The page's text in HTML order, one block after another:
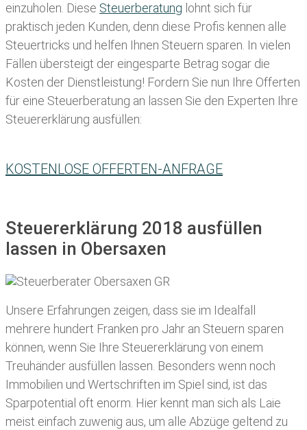
einzuholen. Diese Steuerberatung lohnt sich für
praktisch jeden Kunden, denn diese Profis kennen alle
Steuertricks und helfen Ihnen Steuern sparen. In vielen
Fällen übersteigt der eingesparte Betrag sogar die
Kosten der Dienstleistung! Fordern Sie nun Ihre Offerten
für eine Steuerberatung an lassen Sie den Experten Ihre
Steuererklärung ausfüllen:
KOSTENLOSE OFFERTEN-ANFRAGE
Steuererklärung 2018 ausfüllen
lassen in Obersaxen
Unsere Erfahrungen zeigen, dass sie im Idealfall
mehrere hundert Franken pro Jahr an Steuern sparen
können, wenn Sie Ihre Steuererklärung von einem
Treuhänder ausfüllen lassen . Besonders wenn noch
Immobilien und Wertschriften im Spiel sind, ist das
Sparpotential oft enorm. Hier kennt man sich als Laie
meist einfach zuwenig aus, um alle Abzüge geltend zu